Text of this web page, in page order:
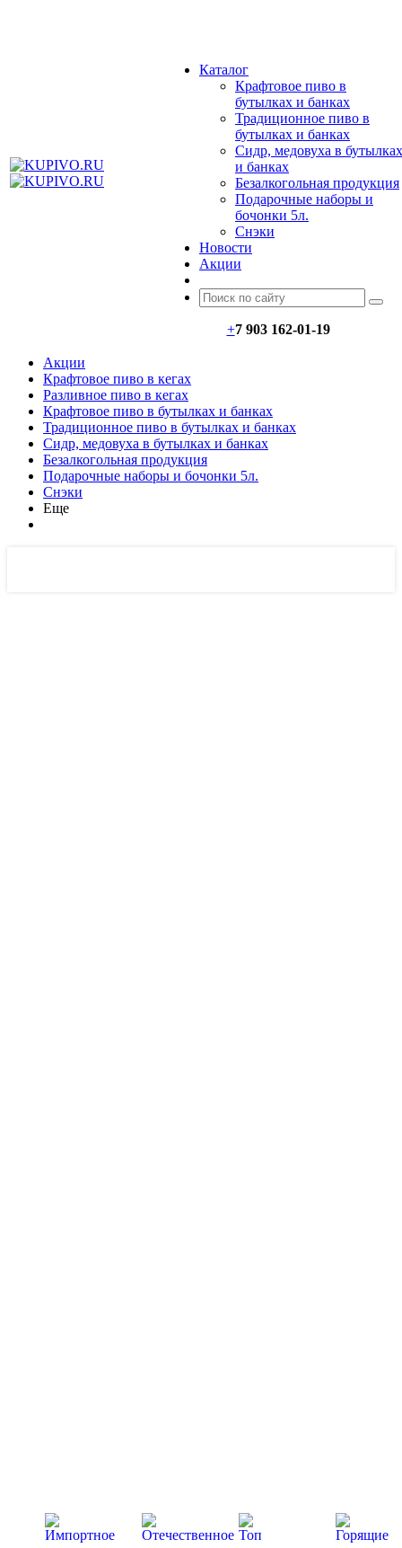
Каталог
Крафтовое пиво в
бутылках и банках
Традиционное пиво в
бутылках и банках
Сидр, медовуха в бутылках
и банках
Безалкогольная продукция
Подарочные наборы и
бочонки 5л.
Снэки
Новости
Акции
+7 903 162-01-19
Акции
Крафтовое пиво в кегах
Разливное пиво в кегах
Крафтовое пиво в бутылках и банках
Традиционное пиво в бутылках и банках
Сидр, медовуха в бутылках и банках
Безалкогольная продукция
Подарочные наборы и бочонки 5л.
Снэки
Еще